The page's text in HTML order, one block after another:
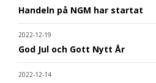
Handeln på NGM har startat
2022-12-19
God Jul och Gott Nytt År
2022-12-14